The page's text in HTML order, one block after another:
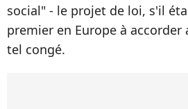
social" - le projet de loi, s'il
premier en Europe à accorder
tel congé.